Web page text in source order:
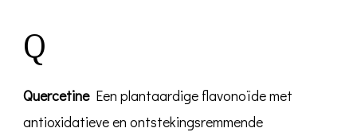
Q
QuercetineEen plantaardige flavonoïde met
antioxidatieve en ontstekingsremmende